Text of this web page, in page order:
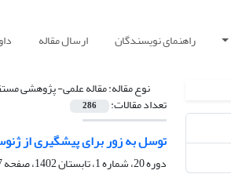
راهنمای نویسندگان ارسال مقاله
نوع مقاله:مقاله علمی- پژوهشی
تعداد مقالات: 286
توسل به زور برای پیشگیری از
دوره 20، شماره 1، تابستان 1402، صفحه